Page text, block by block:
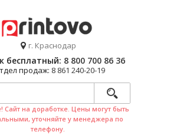
г. Краснодар
бесплатный: 8 800 700 86 36
продаж: 8 861 240-20-19
Сайт на доработке. Цены могут быть
уточняйте у менеджера по
телефону.